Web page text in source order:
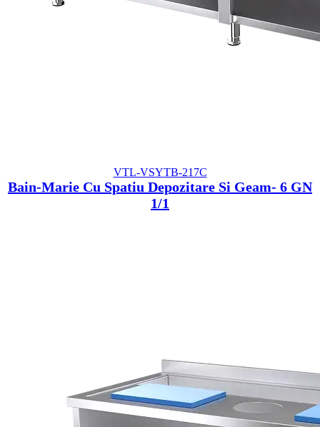
VTL-VSYTB-217C
Bain-Marie Cu Spatiu Depozitare Si Geam- 6 GN
1/1